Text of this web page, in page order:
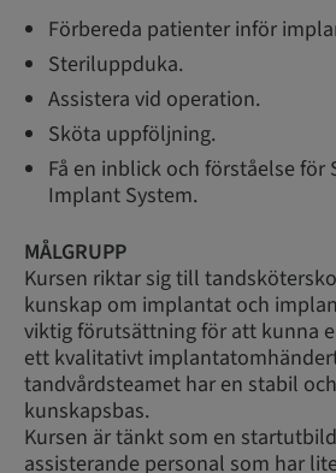
Förbereda patienter inför
Steriluppduka.
Assistera vid operation.
Sköta uppföljning.
Få en inblick och förståelse för
Implant System.
MÅLGRUPP
Kursen riktar sig till
kunskap om implantat och
viktig förutsättning för att kunna
ett kvalitativt
tandvårdsteamet har en stabil
kunskapsbas.
Kursen är tänkt som en
assisterande personal som har